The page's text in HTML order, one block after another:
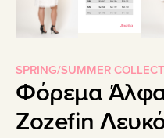
SPRING/SUMMER
Φόρεμα
Zozefin